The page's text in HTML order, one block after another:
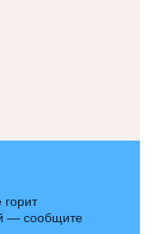
— сообщите